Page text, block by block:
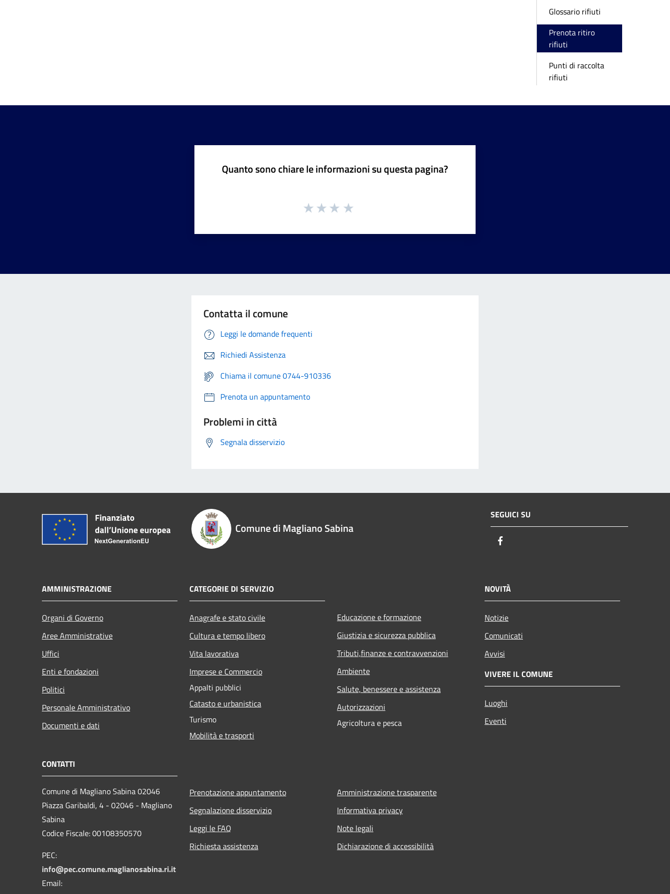
Glossario rifiuti
Prenota ritiro
rifiuti
Punti di raccolta
rifiuti
Quanto sono chiare le informazioni su questa pagina?
Contatta il comune
Leggi le domande frequenti
Richiedi Assistenza
Chiama il comune 0744-910336
Prenota un appuntamento
Problemi in città
Segnala disservizio
Comune di Magliano Sabina
SEGUICI SU
AMMINISTRAZIONE
Organi di Governo
Aree Amministrative
Uffici
Enti e fondazioni
Politici
Personale Amministrativo
Documenti e dati
CATEGORIE DI SERVIZIO
Anagrafe e stato civile
Cultura e tempo libero
Vita lavorativa
Imprese e Commercio
Appalti pubblici
Catasto e urbanistica
Turismo
Mobilità e trasporti
Educazione e formazione
Giustizia e sicurezza pubblica
Tributi,finanze e contravvenzioni
Ambiente
Salute, benessere e assistenza
Autorizzazioni
Agricoltura e pesca
NOVITÀ
Notizie
Comunicati
Avvisi
VIVERE IL COMUNE
Luoghi
Eventi
CONTATTI
Comune di Magliano Sabina 02046
Piazza Garibaldi, 4 - 02046 - Magliano
Sabina
Codice Fiscale: 00108350570
PEC:
info@pec.comune.maglianosabina.ri.it
Email:
Prenotazione appuntamento
Segnalazione disservizio
Leggi le FAQ
Richiesta assistenza
Amministrazione trasparente
Informativa privacy
Note legali
Dichiarazione di accessibilità